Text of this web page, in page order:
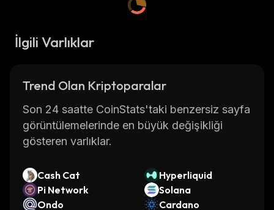
İlgili Varlıklar
Trend Olan Kriptoparalar
Son 24 saatte CoinStats'taki benzersiz sayfa
görüntülemelerinde en büyük değişikliği
gösteren varlıklar.
Cash Cat
Hyperliquid
Pi Network
Solana
Ondo
Cardano